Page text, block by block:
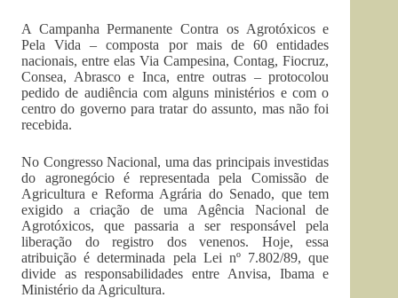
A Campanha Permanente Contra os Agrotóxicos e
Pela Vida – composta por mais de 60 entidades
nacionais, entre elas Via Campesina, Contag, Fiocruz,
Consea, Abrasco e Inca, entre outras – protocolou
pedido de audiência com alguns ministérios e com o
centro do governo para tratar do assunto, mas não foi
recebida.
No Congresso Nacional, uma das principais investidas
do agronegócio é representada pela Comissão de
Agricultura e Reforma Agrária do Senado, que tem
exigido a criação de uma Agência Nacional de
Agrotóxicos, que passaria a ser responsável pela
liberação do registro dos venenos. Hoje, essa
atribuição é determinada pela Lei nº 7.802/89, que
divide as responsabilidades entre Anvisa, Ibama e
Ministério da Agricultura.